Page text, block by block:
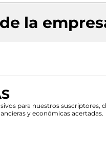
la
para nuestros
y económicas acertadas.